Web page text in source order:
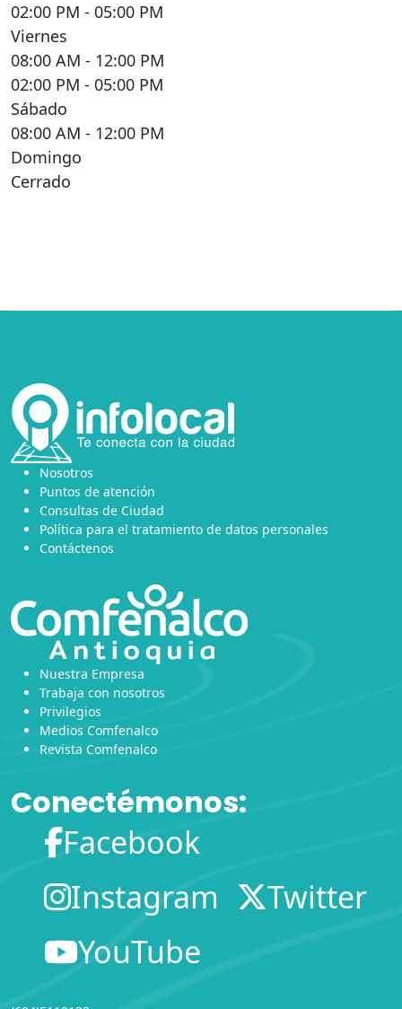
02:00 PM - 05:00 PM
Viernes
08:00 AM - 12:00 PM
02:00 PM - 05:00 PM
Sábado
08:00 AM - 12:00 PM
Domingo
Cerrado
Nosotros
Puntos de atención
Consultas de Ciudad
Política para el tratamiento de datos personales
Contáctenos
Nuestra Empresa
Trabaja con nosotros
Privilegios
Medios Comfenalco
Revista Comfenalco
Conectémonos:
Facebook
Instagram
Twitter
YouTube